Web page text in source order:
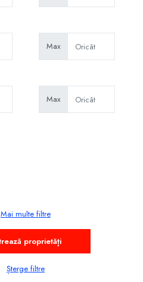
Max
Max
Mai multe filtre
Șterge filtre